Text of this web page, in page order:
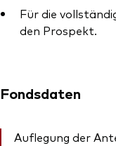
Für die
den Prospekt.
Fondsdaten
Auflegung der